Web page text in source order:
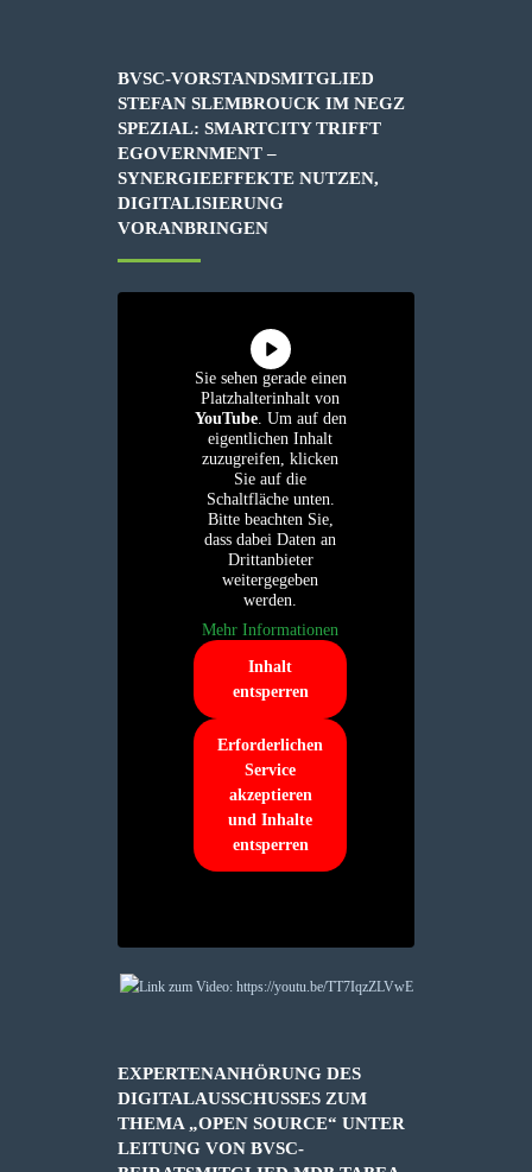
BVSC-VORSTANDSMITGLIED
STEFAN SLEMBROUCK IM NEGZ
SPEZIAL: SMARTCITY TRIFFT
EGOVERNMENT –
SYNERGIEEFFEKTE NUTZEN,
DIGITALISIERUNG
VORANBRINGEN
Sie sehen gerade einen
Platzhalterinhalt von
YouTube. Um auf den
eigentlichen Inhalt
zuzugreifen, klicken
Sie auf die
Schaltfläche unten.
Bitte beachten Sie,
dass dabei Daten an
Drittanbieter
weitergegeben
werden.
Mehr Informationen
Inhalt
entsperren
Erforderlichen
Service
akzeptieren
und Inhalte
entsperren
EXPERTENANHÖRUNG DES
DIGITALAUSSCHUSSES ZUM
THEMA „OPEN SOURCE“ UNTER
LEITUNG VON BVSC-